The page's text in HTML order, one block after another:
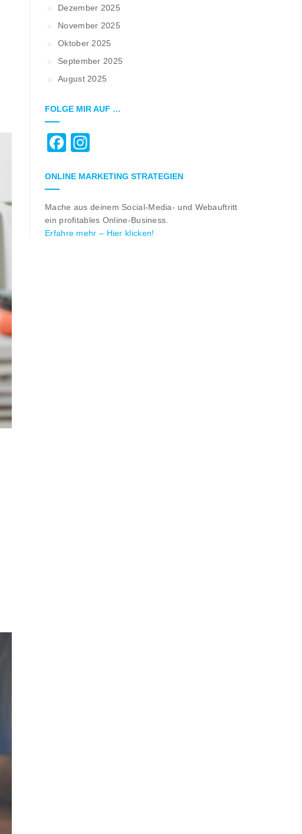
Dezember 2025
November 2025
Oktober 2025
September 2025
August 2025
FOLGE MIR AUF …
Facebook
ONLINE MARKETING STRATEGIEN
Mache aus deinem Social-Media- und Webauftritt
ein profitables Online-Business.
Erfahre mehr – Hier klicken!